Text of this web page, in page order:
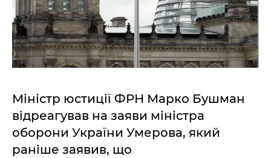
Міністр юстиції ФРН Марко Бушман
відреагував на заяви міністра
оборони України Умерова, який
раніше заявив, що